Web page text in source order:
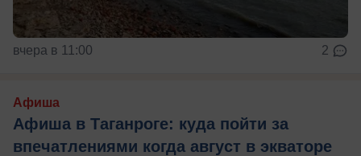
вчера в 11:00 2
Афиша
Афиша в Таганроге: куда пойти за
впечатлениями когда август в экваторе